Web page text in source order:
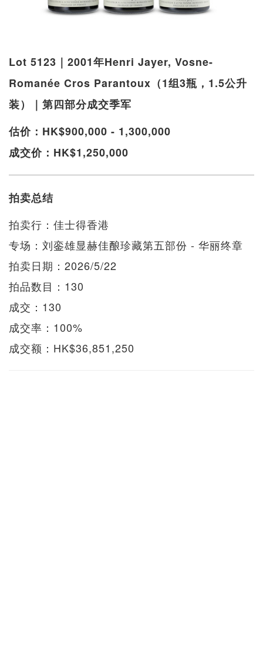
Lot 5123｜2001年Henri Jayer, Vosne-
Romanée Cros Parantoux（1组3瓶，1.5公升
装）｜第四部分成交季军
估价：HK$900,000 - 1,300,000
成交价：HK$1,250,000
拍卖总结
拍卖行：佳士得香港
专场：刘銮雄显赫佳酿珍藏第五部份 - 华丽终章
拍卖日期：2026/5/22
拍品数目：130
成交：130
成交率：100%
成交额：HK$36,851,250